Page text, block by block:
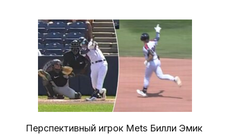
Перспективный игрок Mets Билли Эмик